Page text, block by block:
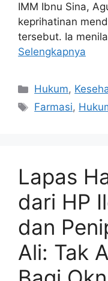
IMM Ibnu Sina,
keprihatinan
tersebut. Ia
Selengkapnya
Kategori
Hukum,
Tag
Farmasi,
Lapas
dari HP
dan
Ali: Tak